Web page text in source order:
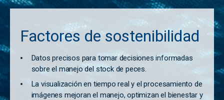
Factores de sostenibilidad
Datos precisos para tomar decisiones informadas
sobre el manejo del stock de peces.
La visualización en tiempo real y el procesamiento de
imágenes mejoran el manejo, optimizan el bienestar y